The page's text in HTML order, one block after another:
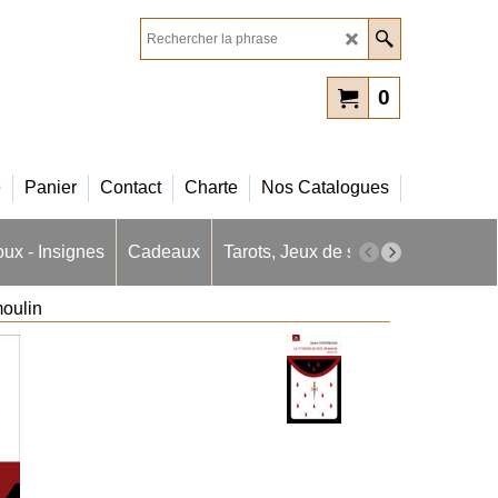
0
Panier Contact Charte Nos Catalogues
- Insignes Cadeaux Tarots, Jeux de société